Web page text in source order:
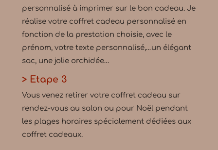
personnalisé à imprimer sur le bon cadeau. Je
réalise votre coffret cadeau personnalisé en
fonction de la prestation choisie, avec le
prénom, votre texte personnalisé,…un élégant
sac, une jolie orchidée…
> Etape 3
Vous venez retirer votre coffret cadeau sur
rendez-vous au salon ou pour Noël pendant
les plages horaires spécialement dédiées aux
coffret cadeaux.